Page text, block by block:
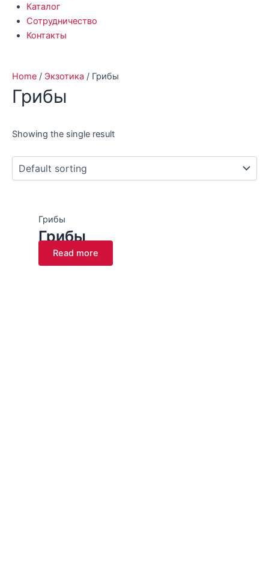
Каталог
Сотрудничество
Контакты
Home / Экзотика / Грибы
Грибы
Showing the single result
Грибы
Грибы
Read more